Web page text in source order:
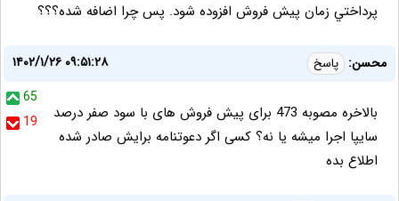
پرداختي زمان پيش فروش افزوده شود. پس چرا اضافه شده؟؟؟
محسن: پاسخ
۱۴۰۲/۱/۲۶ ۰۹:۵۱:۲۸
65
19
بالاخره مصوبه 473 برای پیش فروش های با سود صفر درصد
سایپا اجرا میشه یا نه؟ کسی اگر دعوتنامه برایش صادر شده
اطلاع بده